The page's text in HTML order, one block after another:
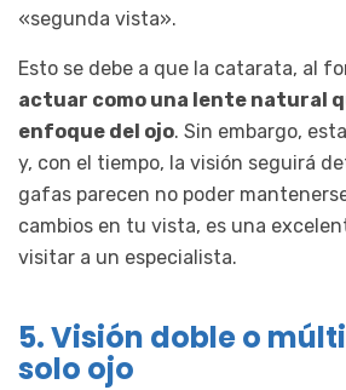
«segunda vista».
Esto se debe a que la catarata, al
actuar como una lente natural
enfoque del ojo. Sin embargo,
y, con el tiempo, la visión seguirá
gafas parecen no poder
cambios en tu vista, es una
visitar a un especialista.
5. Visión doble o
solo ojo